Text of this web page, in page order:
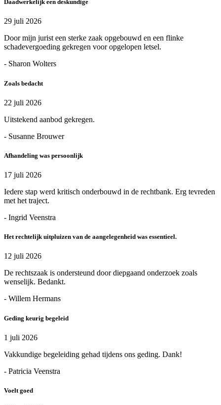
Daadwerkelijk een deskundige
29 juli 2026
Door mijn jurist een sterke zaak opgebouwd en een flinke
schadevergoeding gekregen voor opgelopen letsel.
- Sharon Wolters
Zoals bedacht
22 juli 2026
Uitstekend aanbod gekregen.
- Susanne Brouwer
Afhandeling was persoonlijk
17 juli 2026
Iedere stap werd kritisch onderbouwd in de rechtbank. Erg tevreden
met het traject.
- Ingrid Veenstra
Het rechtelijk uitpluizen van de aangelegenheid was essentieel.
12 juli 2026
De rechtszaak is ondersteund door diepgaand onderzoek zoals
wenselijk. Bedankt.
- Willem Hermans
Geding keurig begeleid
1 juli 2026
Vakkundige begeleiding gehad tijdens ons geding. Dank!
- Patricia Veenstra
Voelt goed